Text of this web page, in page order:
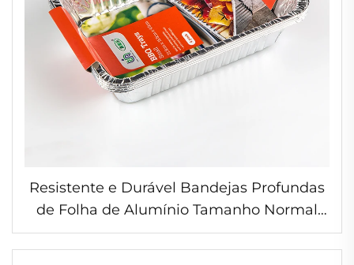
Resistente e Durável Bandejas Profundas
de Folha de Alumínio Tamanho Normal
para Assar e Banho-maria 1000ml
Bandejas Quadradas de Folha de